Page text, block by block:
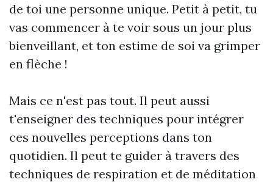
de toi une personne unique. Petit à petit, tu
vas commencer à te voir sous un jour plus
bienveillant, et ton estime de soi va grimper
en flèche !
Mais ce n'est pas tout. Il peut aussi
t'enseigner des techniques pour intégrer
ces nouvelles perceptions dans ton
quotidien. Il peut te guider à travers des
techniques de respiration et de méditation